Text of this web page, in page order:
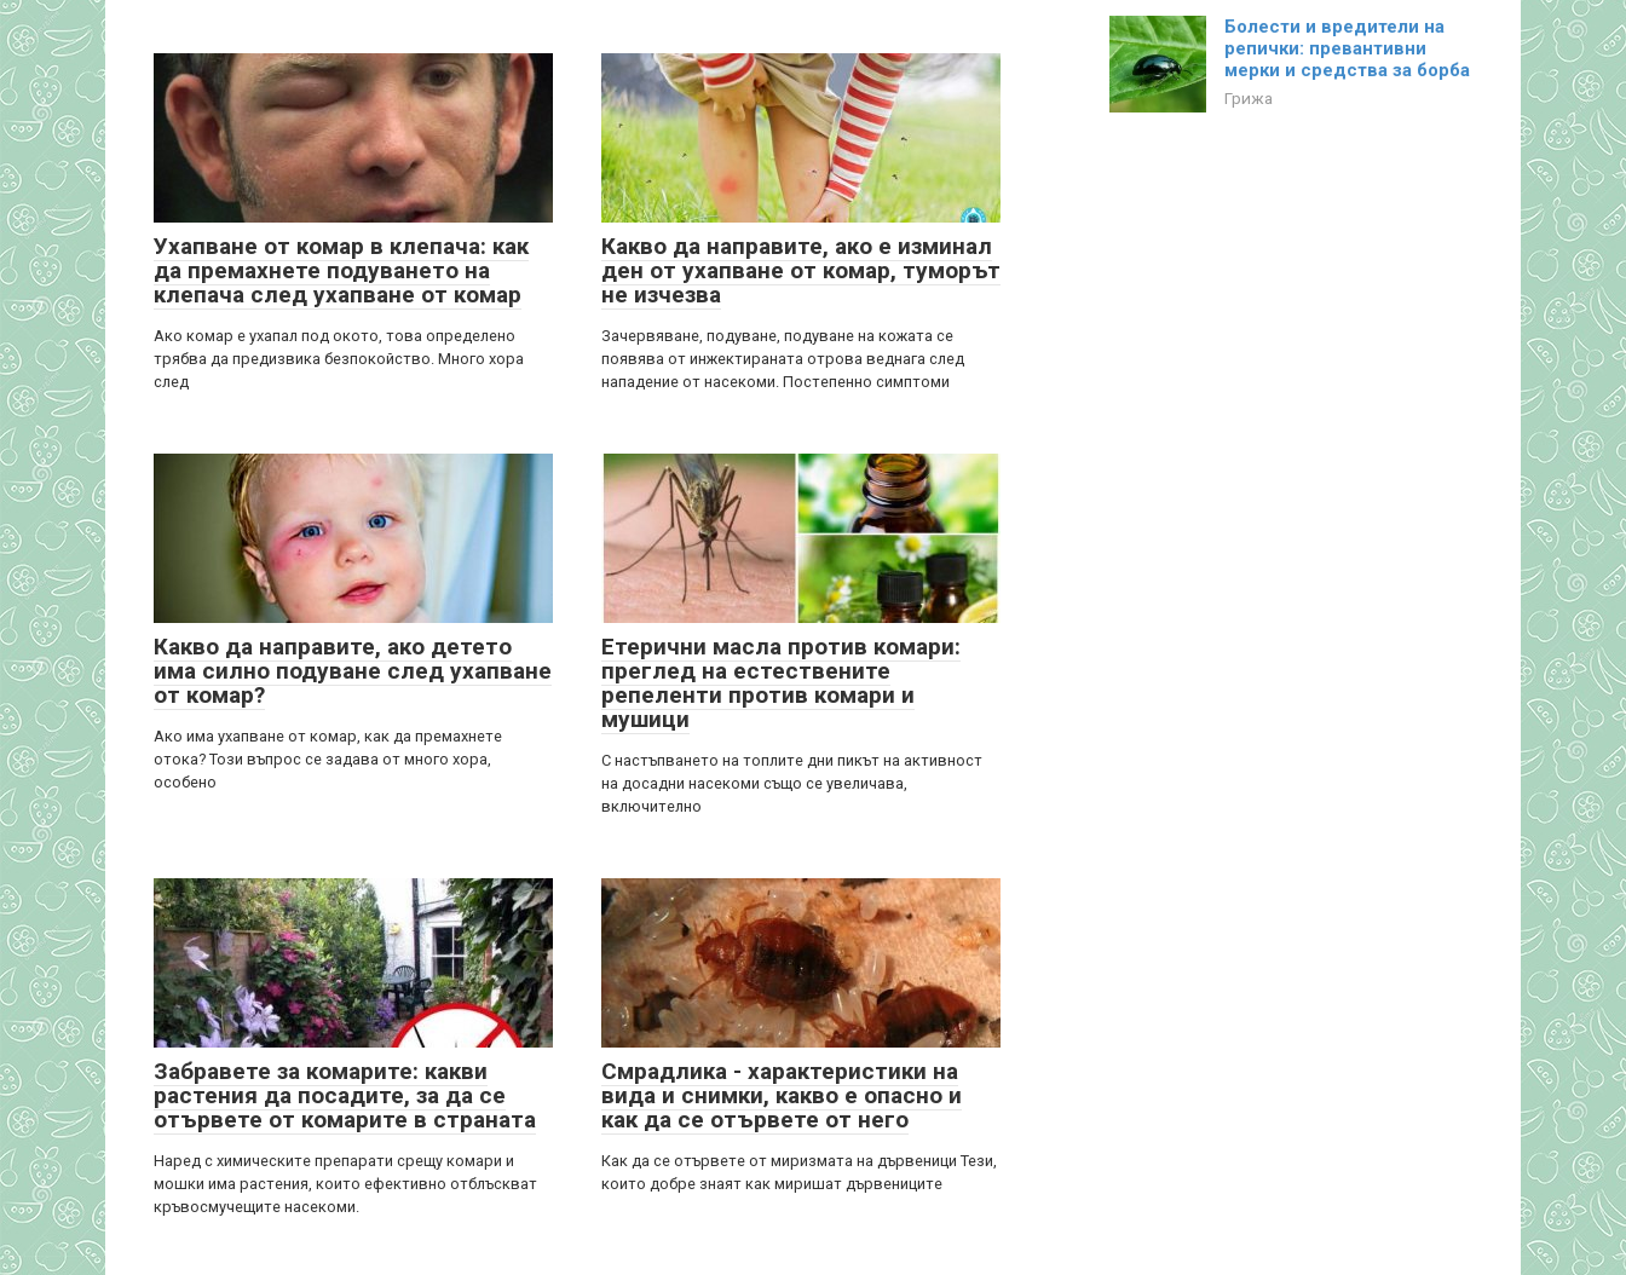
Ухапване от комар в клепача: как
да премахнете подуването на
клепача след ухапване от комар
Ако комар е ухапал под окото, това определено
трябва да предизвика безпокойство. Много хора
след
Какво да направите, ако е изминал
ден от ухапване от комар, туморът
не изчезва
Зачервяване, подуване, подуване на кожата се
появява от инжектираната отрова веднага след
нападение от насекоми. Постепенно симптоми
Какво да направите, ако детето
има силно подуване след ухапване
от комар?
Ако има ухапване от комар, как да премахнете
отока? Този въпрос се задава от много хора,
особено
Етерични масла против комари:
преглед на естествените
репеленти против комари и
мушици
С настъпването на топлите дни пикът на активност
на досадни насекоми също се увеличава,
включително
Забравете за комарите: какви
растения да посадите, за да се
отървете от комарите в страната
Наред с химическите препарати срещу комари и
мошки има растения, които ефективно отблъскват
кръвосмучещите насекоми.
Смрадлика - характеристики на
вида и снимки, какво е опасно и
как да се отървете от него
Как да се отървете от миризмата на дървеници Тези,
които добре знаят как миришат дървениците
Болести и вредители на
репички: превантивни
мерки и средства за борба
Грижа